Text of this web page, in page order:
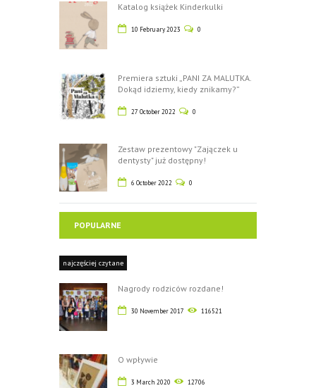
Katalog książek Kinderkulki
10 February 2023 0
Premiera sztuki „PANI ZA MALUTKA.
Dokąd idziemy, kiedy znikamy?”
27 October 2022 0
Zestaw prezentowy "Zajączek u
dentysty" już dostępny!
6 October 2022 0
POPULARNE
najczęściej czytane
Nagrody rodziców rozdane!
30 November 2017 116521
O wpływie
3 March 2020 12706